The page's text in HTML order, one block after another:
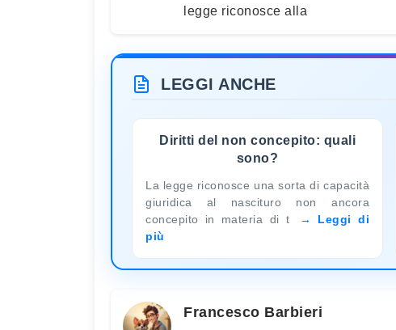
legge riconosce alla
LEGGI ANCHE
Diritti del non concepito: quali
sono?
La legge riconosce una sorta di capacità
giuridica al nascituro non ancora
concepito in materia di t
Leggi di
più
Francesco Barbieri